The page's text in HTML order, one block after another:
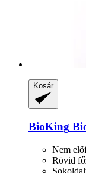
Kosár
BioKing
Nem
Rövid